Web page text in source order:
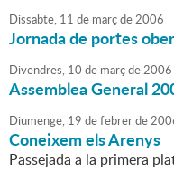
Dissabte, 11 de marçde2006
Jornada de portes
Divendres, 10 de marçde2006
Assemblea General
Diumenge, 19 defebrerde
Coneixem els Arenys
Passejada a la primera